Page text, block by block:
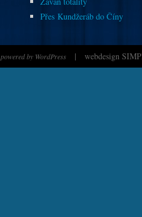
Přes Kundžeráb do Číny
powered by WordPress | webdesign